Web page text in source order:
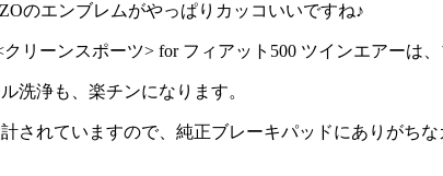
のエンブレムがやっぱりカッコいいですね♪
リーンスポーツ> for フィアット500 ツインエアーは
洗浄も、楽チンになります。
されていますので、純正ブレーキパッドにありがち